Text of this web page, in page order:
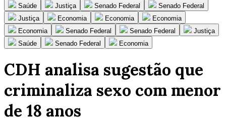
Saúde Justiça Senado Federal
Senado Federal
Justiça
Economia Economia
Economia
Economia
Senado Federal Senado Federal
Justiça
Saúde
Senado Federal Economia
CDH analisa sugestão que
criminaliza sexo com menor
de 18 anos